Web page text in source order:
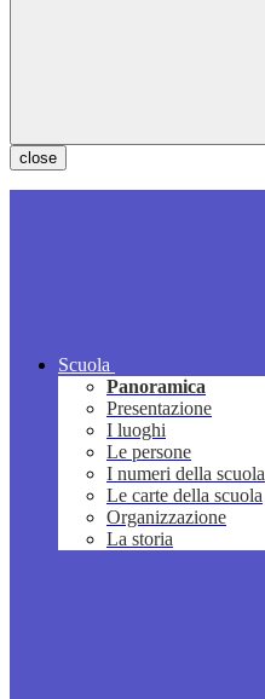
close
Scuola
Panoramica
Presentazione
I luoghi
Le persone
I numeri della scuola
Le carte della scuola
Organizzazione
La storia